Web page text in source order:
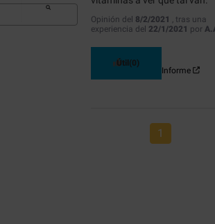
Opinión del 8/2/2021 , tras una
experiencia del 22/1/2021 por
Útil (0)
Informe
1